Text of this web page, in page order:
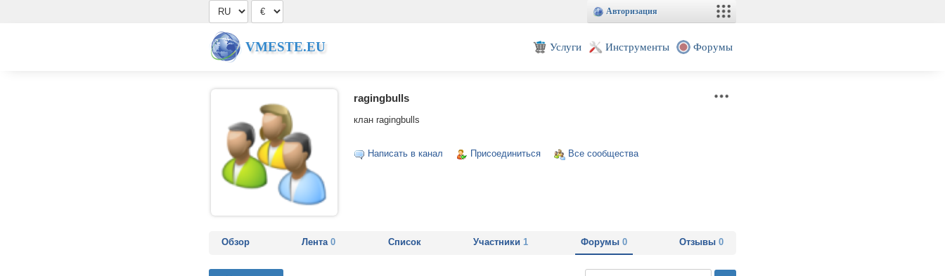
Авторизация
VMESTE.EU Услуги Инструменты Форумы
ragingbulls
клан ragingbulls
Написать в канал Присоединиться Все сообщества
Обзор Лента0 Список Участники1 Форумы 0 Отзывы 0